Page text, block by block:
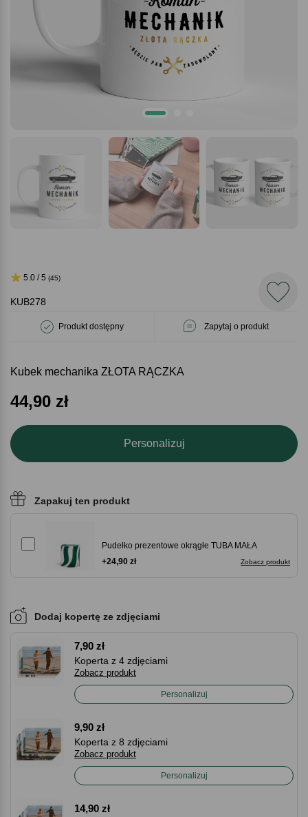
KUB278
Produkt dostępny Zapytaj o produkt
5.0 / 5 (45)
Kubek mechanika ZŁOTA RĄCZKA
44,90 zł
Personalizuj
Zapakuj ten produkt
Pudełko prezentowe okrągłe TUBA MAŁA
Zobacz produkt
+24,90 zł
Dodaj kopertę ze zdjęciami
7,90 zł
Koperta z 4 zdjęciami
Zobacz produkt
Personalizuj
9,90 zł
Koperta z 8 zdjęciami
Zobacz produkt
Personalizuj
14,90 zł